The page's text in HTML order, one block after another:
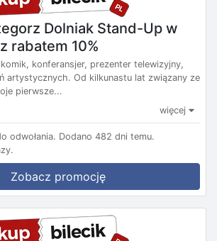
Dolniak Stand-Up w
rabatem 10%
konferansjer, prezenter telewizyjny,
artystycznych. Od kilkunastu lat związany ze
pierwsze...
więcej
odwołania. Dodano 482 dni temu.
Zobacz promocję